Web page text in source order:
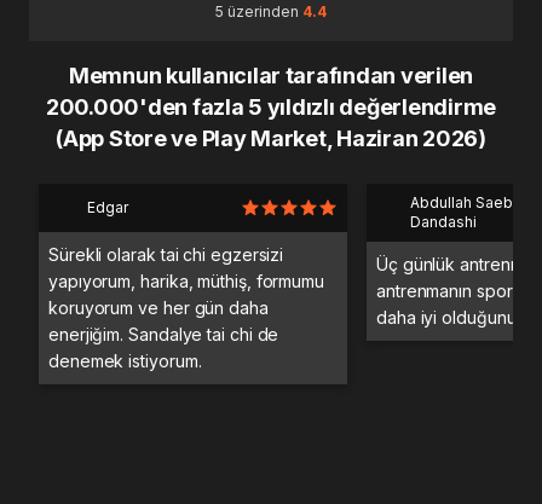
5 üzerinden 4.4
Memnun kullanıcılar tarafından verilen
200.000'den fazla 5 yıldızlı değerlendirme
(App Store ve Play Market, Haziran 2026)
Edgar
Sürekli olarak tai chi egzersizi
yapıyorum, harika, müthiş, formumu
koruyorum ve her gün daha
enerjiğim. Sandalye tai chi de
denemek istiyorum.
Abdullah Saeb Al
Dandashi
Üç günlük
antrenmanın spor
daha iyi olduğunu